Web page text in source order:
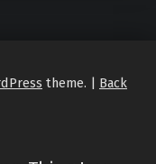
theme.
Back